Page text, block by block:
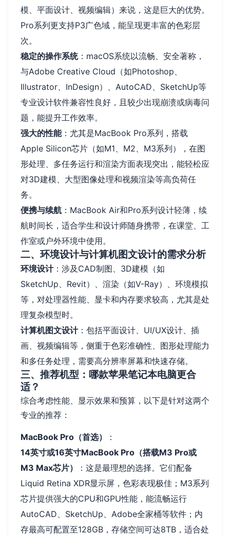
模、平面设计、视频编辑）来说，这是巨大的优势。
Pro系列更支持P3广色域，能呈现更丰富的色彩层
次。
稳定的操作系统：macOS系统以流畅、安全著称，
与Adobe Creative Cloud（如Photoshop、
Illustrator、InDesign）、AutoCAD、SketchUp等
专业设计软件兼容性良好，且较少出现崩溃或病毒问
题，能提升工作效率。
强大的性能：尤其是MacBook Pro系列，搭载
Apple Silicon芯片（如M1、M2、M3系列），在图
形处理、多任务运行和渲染方面表现突出，能轻松应
对3D建模、大型图像处理和视频渲染等高负荷任
务。
便携与续航 ：MacBook Air和Pro系列设计轻薄，续
航时间长，适合学生和设计师随身携带，在课堂、工
作室或户外环境中使用。
二、环境设计与计算机图文设计的需求分析
环境设计：涉及CAD制图、3D建模（如
SketchUp、Revit）、渲染（如V-Ray）、环境模拟
等，对处理器性能、显卡和内存要求较高，尤其是处
理复杂模型时。
计算机图文设计：包括平面设计、UI/UX设计、插
画、视频编辑等，侧重于色彩准确性、图形处理能力
和多任务处理，需要高分辨率屏幕和快速存储。
三、推荐机型：哪款苹果笔记本电脑更合
适？
综合考虑性能、显示效果和预算，以下是针对这两个
专业的推荐：
MacBook Pro（首选）
：
14英寸或16英寸MacBook Pro（搭载M3 Pro或
M3 Max芯片）
：这是最理想的选择。它们配备
Liquid Retina XDR显示屏，色彩表现极佳；M3系列
芯片提供强大的CPU和GPU性能，能流畅运行
AutoCAD、SketchUp、Adobe全家桶等软件；内
存最高可配置至128GB，存储空间可达8TB，适合处